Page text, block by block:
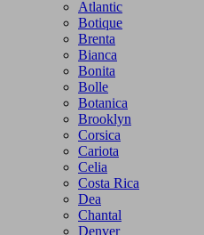
Atlantic
Botique
Brenta
Bianca
Bonita
Bolle
Botanica
Brooklyn
Corsica
Cariota
Celia
Costa Rica
Dea
Chantal
Denver